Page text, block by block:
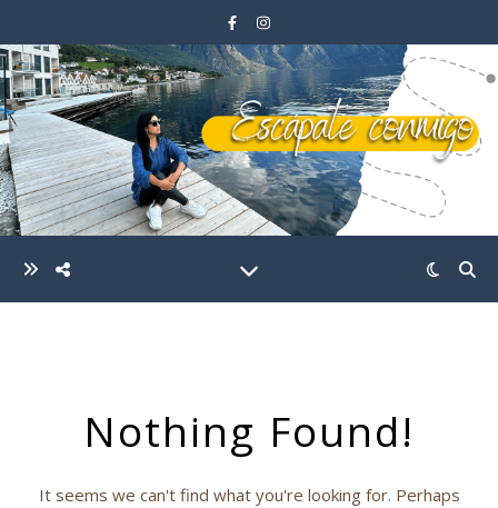
Nothing Found!
It seems we can't find what you're looking for. Perhaps